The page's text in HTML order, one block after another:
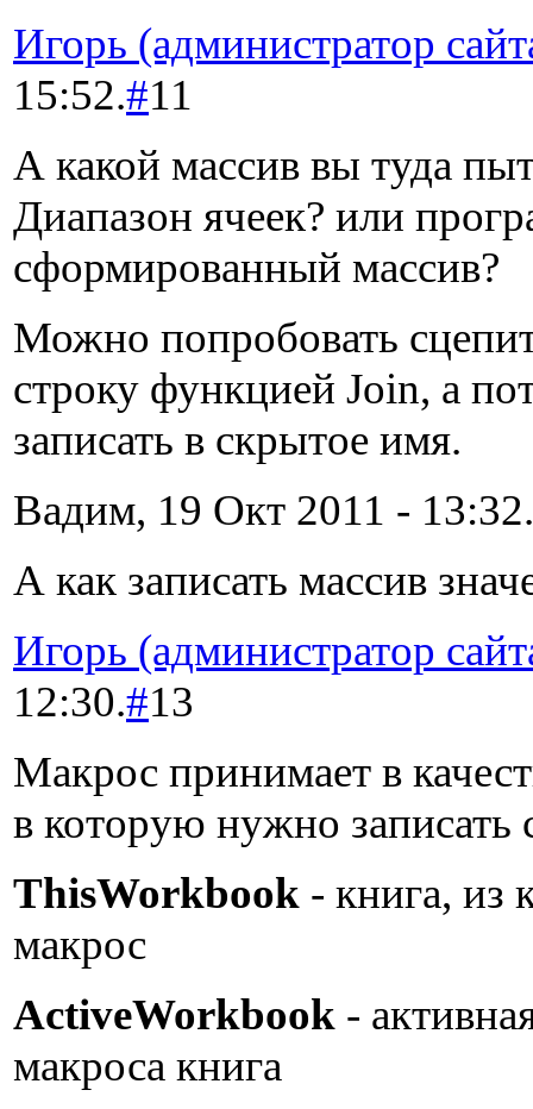
Игорь (администратор
15:52.#11
А какой массив вы туда
Диапазон ячеек? или
сформированный массив?
Можно попробовать
строку функцией Join, а
записать в скрытое имя.
Вадим, 19 Окт 2011 - 13:32.
А как записать массив
Игорь (администратор
12:30.#13
Макрос принимает в
в которую нужно записать
ThisWorkbook - книга, из
макрос
ActiveWorkbook -
макроса книга